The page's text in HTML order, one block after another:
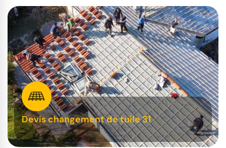
Devis changement de tuile 31